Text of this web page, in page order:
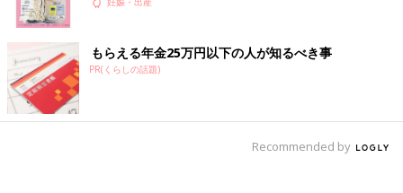
もらえる年金25万円以下の人が知るべき事
PR(くらしの話題)
Recommended by